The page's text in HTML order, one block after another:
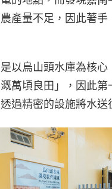
產量不足，因此著手
以烏山頭水庫為核心
萬頃良田」，因此第
過精密的設施將水送